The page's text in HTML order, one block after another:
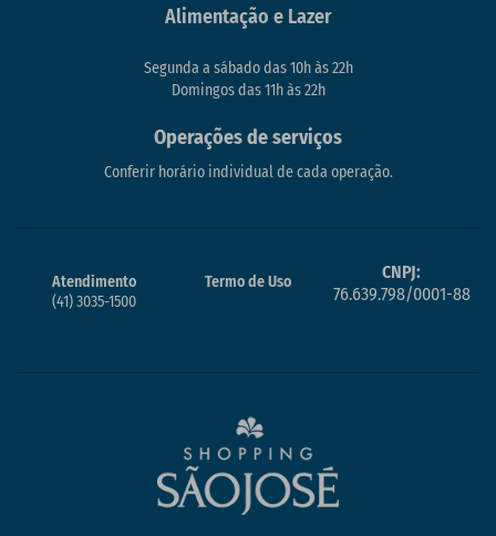
Alimentação e Lazer
Segunda a sábado das 10h às 22h
Domingos das 11h às 22h
Operações de serviços
Conferir horário individual de cada operação.
Atendimento
(41) 3035-1500
Termo de Uso
CNPJ:
76.639.798/0001-88